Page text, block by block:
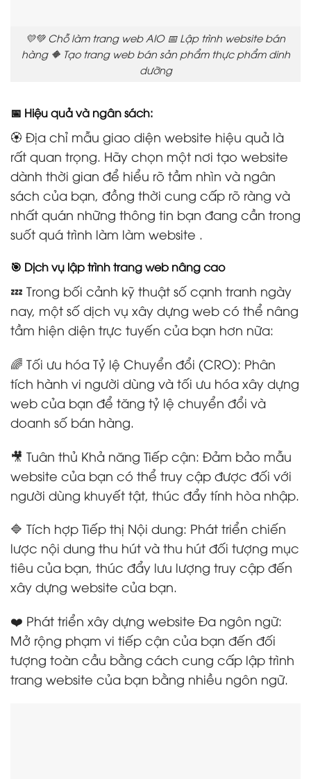
💛💚 Chỗ làm trang web AIO 📅 Lập trình website bán
hàng 🔶 Tạo trang web bán sản phẩm thực phẩm dinh
dưỡng
📅 Hiệu quả và ngân sách:
🏵️ Địa chỉ mẫu giao diện website hiệu quả là
rất quan trọng. Hãy chọn một nơi tạo website
dành thời gian để hiểu rõ tầm nhìn và ngân
sách của bạn, đồng thời cung cấp rõ ràng và
nhất quán những thông tin bạn đang cần trong
suốt quá trình làm làm website .
🎯 Dịch vụ lập trình trang web nâng cao
💤 Trong bối cảnh kỹ thuật số cạnh tranh ngày
nay, một số dịch vụ xây dựng web có thể nâng
tầm hiện diện trực tuyến của bạn hơn nữa:
🌈 Tối ưu hóa Tỷ lệ Chuyển đổi (CRO): Phân
tích hành vi người dùng và tối ưu hóa xây dựng
web của bạn để tăng tỷ lệ chuyển đổi và
doanh số bán hàng.
🎥 Tuân thủ Khả năng Tiếp cận: Đảm bảo mẫu
website của bạn có thể truy cập được đối với
người dùng khuyết tật, thúc đẩy tính hòa nhập.
🔷 Tích hợp Tiếp thị Nội dung: Phát triển chiến
lược nội dung thu hút và thu hút đối tượng mục
tiêu của bạn, thúc đẩy lưu lượng truy cập đến
xây dựng website của bạn.
❤️ Phát triển xây dựng website Đa ngôn ngữ:
Mở rộng phạm vi tiếp cận của bạn đến đối
tượng toàn cầu bằng cách cung cấp lập trình
trang website của bạn bằng nhiều ngôn ngữ.